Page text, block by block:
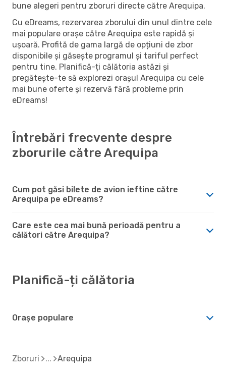
bune alegeri pentru zboruri directe către Arequipa.
Cu eDreams, rezervarea zborului din unul dintre cele
mai populare orașe către Arequipa este rapidă și
ușoară. Profită de gama largă de opțiuni de zbor
disponibile și găsește programul și tariful perfect
pentru tine. Planifică-ți călătoria astăzi și
pregătește-te să explorezi orașul Arequipa cu cele
mai bune oferte și rezervă fără probleme prin
eDreams!
Întrebări frecvente despre
zborurile către Arequipa
Cum pot găsi bilete de avion ieftine către
Arequipa pe eDreams?
Care este cea mai bună perioadă pentru a
călători către Arequipa?
Planifică-ți călătoria
Orașe populare
Zboruri Arequipa